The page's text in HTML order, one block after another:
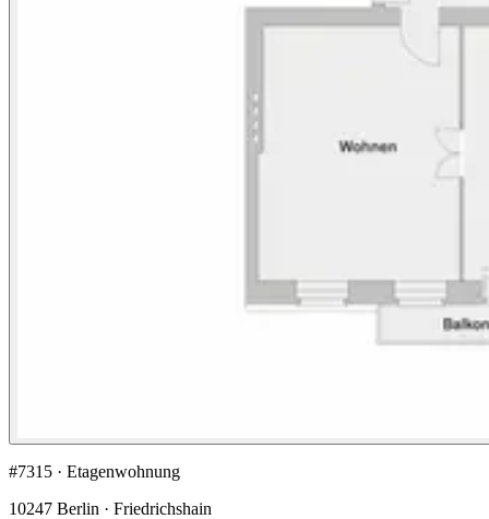
#7315 · Etagenwohnung
10247 Berlin · Friedrichshain